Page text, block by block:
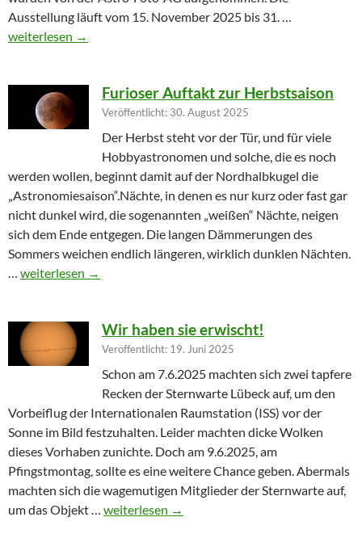
Ausstellung läuft vom 15. November 2025 bis 31. …
Zwischen Wort und Weltall – Abheben erwünscht!
weiterlesen →
Furioser Auftakt zur Herbstsaison
Veröffentlicht: 30. August 2025
Der Herbst steht vor der Tür, und für viele
Hobbyastronomen und solche, die es noch
werden wollen, beginnt damit auf der Nordhalbkugel die
„Astronomiesaison“.Nächte, in denen es nur kurz oder fast gar
nicht dunkel wird, die sogenannten „weißen“ Nächte, neigen
sich dem Ende entgegen. Die langen Dämmerungen des
Sommers weichen endlich längeren, wirklich dunklen Nächten.
… Furioser Auftakt zur Herbstsaison
weiterlesen →
Wir haben sie erwischt!
Veröffentlicht: 19. Juni 2025
Schon am 7.6.2025 machten sich zwei tapfere
Recken der Sternwarte Lübeck auf, um den
Vorbeiflug der Internationalen Raumstation (ISS) vor der
Sonne im Bild festzuhalten. Leider machten dicke Wolken
dieses Vorhaben zunichte. Doch am 9.6.2025, am
Pfingstmontag, sollte es eine weitere Chance geben. Abermals
machten sich die wagemutigen Mitglieder der Sternwarte auf,
um das Objekt … Wir haben sie erwischt!
weiterlesen →